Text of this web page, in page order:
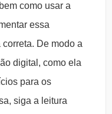
como usar a
essa
De modo a
digital, como ela
para os
siga a leitura